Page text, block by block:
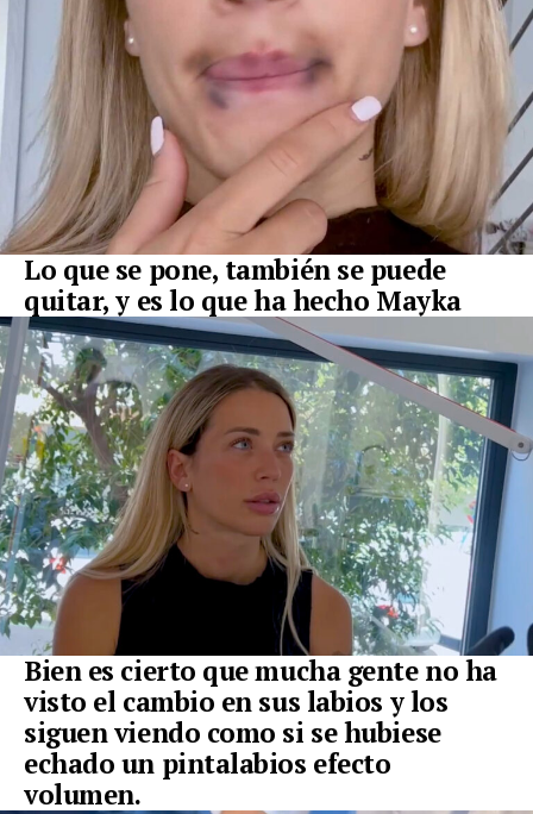
Lo que se pone, también se puede
quitar, y es lo que ha hecho Mayka
Bien es cierto que mucha gente no ha
visto el cambio en sus labios y los
siguen viendo como si se hubiese
echado un pintalabios efecto
volumen.